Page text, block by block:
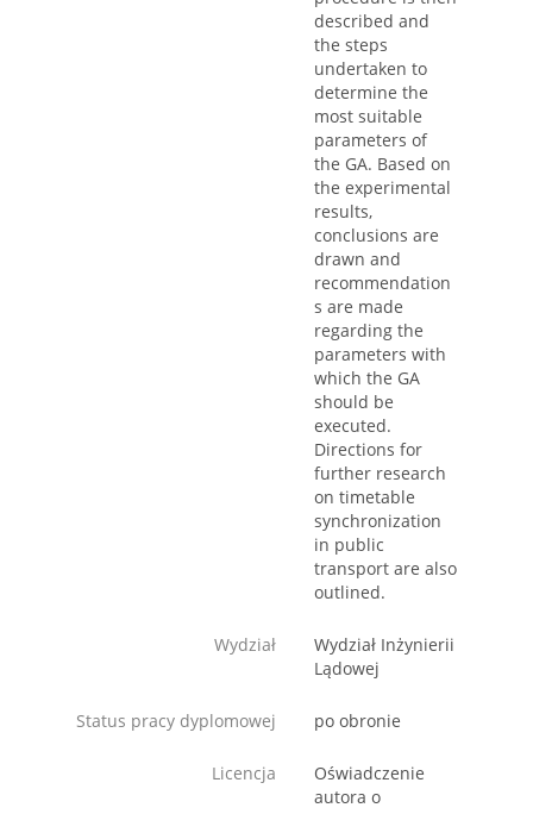
described and
the steps
undertaken to
determine the
most suitable
parameters of
the GA. Based on
the experimental
results,
conclusions are
drawn and
recommendation
s are made
regarding the
parameters with
which the GA
should be
executed.
Directions for
further research
on timetable
synchronization
in public
transport are also
Wydział
Wydział Inżynierii
Lądowej
Status pracy dyplomowej po obronie
Licencja
Oświadczenie
autora o